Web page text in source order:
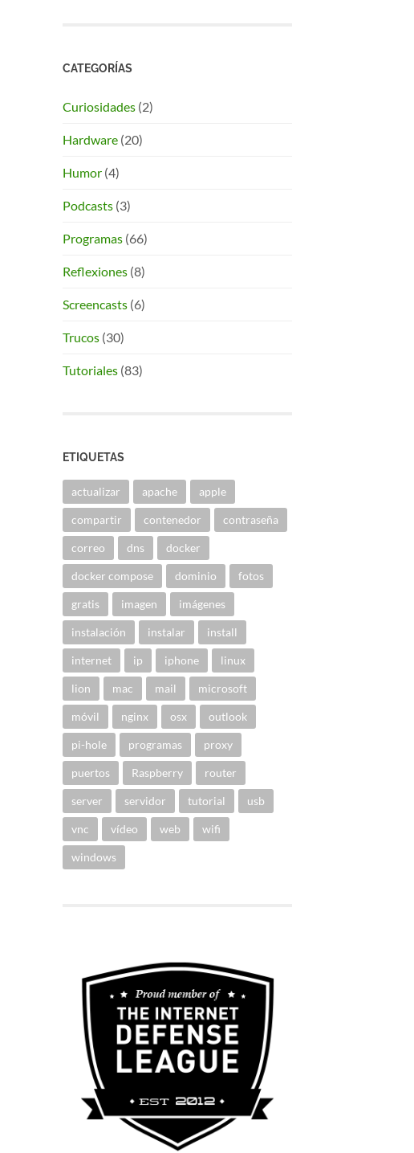
CATEGORÍAS
Curiosidades (2)
Hardware (20)
Humor (4)
Podcasts (3)
Programas (66)
Reflexiones (8)
Screencasts (6)
Trucos (30)
Tutoriales (83)
ETIQUETAS
actualizar apache apple
compartir contenedor contraseña
correo dns docker
docker compose dominio fotos
gratis imagen imágenes
instalación instalar install
internet ip iphone linux
lion mac mail microsoft
móvil nginx osx outlook
pi-hole programas proxy
puertos Raspberry router
server servidor tutorial usb
vnc vídeo web wifi
windows